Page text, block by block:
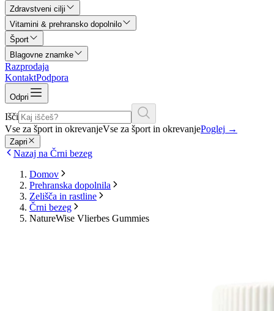
Zdravstveni cilji
Vitamini & prehransko dopolnilo
Šport
Blagovne znamke
Razprodaja
KontaktPodpora
Odpri
Išči
Vse za šport in okrevanjeVse za šport in okrevanjePoglej →
Zapri
Nazaj na Črni bezeg
Domov
Prehranska dopolnila
Zelišča in rastline
Črni bezeg
NatureWise Vlierbes Gummies